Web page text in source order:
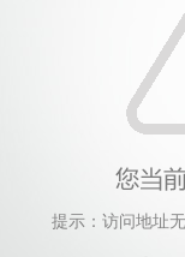
提示：访问地址